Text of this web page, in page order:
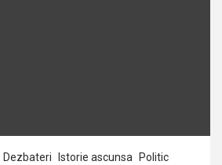
Dezbateri Istorie ascunsa
Politic